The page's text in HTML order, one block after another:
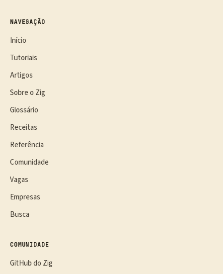
NAVEGAÇÃO
Início
Tutoriais
Artigos
Sobre o Zig
Glossário
Receitas
Referência
Comunidade
Vagas
Empresas
Busca
COMUNIDADE
GitHub do Zig